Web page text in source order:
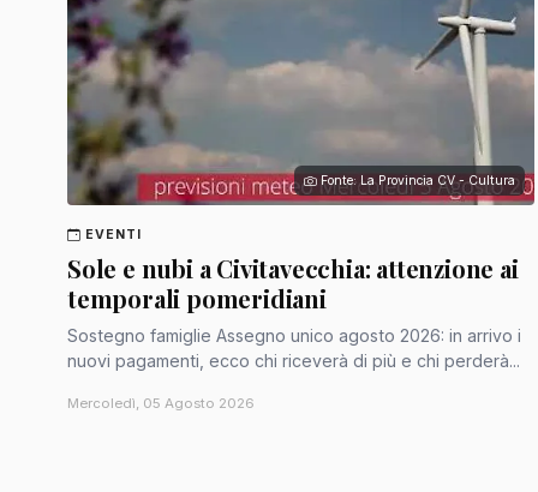
Fonte: La Provincia CV - Cultura
EVENTI
Sole e nubi a Civitavecchia: attenzione ai
temporali pomeridiani
Sostegno famiglie Assegno unico agosto 2026: in arrivo i
nuovi pagamenti, ecco chi riceverà di più e chi perderà...
Mercoledì, 05 Agosto 2026